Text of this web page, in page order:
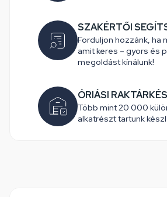
SZAKÉRTŐI
Forduljon hozzánk, ha
amit keres – gyors és
megoldást kínálunk!
ÓRIÁSI
Több mint 20 000
alkatrészt tartunk